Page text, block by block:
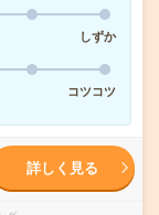
しずか
コツコツ
詳しく見る